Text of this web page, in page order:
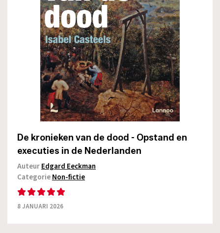
De kronieken van de dood - Opstand en
executies in de Nederlanden
AuteurEdgard Eeckman
CategorieNon-fictie
8 JANUARI 2026